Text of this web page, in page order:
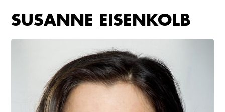
SUSANNE EISENKOLB